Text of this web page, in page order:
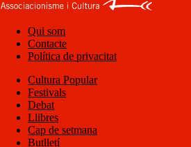
Qui som
Contacte
Política de privacitat
Cultura Popular
Festivals
Debat
Llibres
Cap de setmana
Butlletí